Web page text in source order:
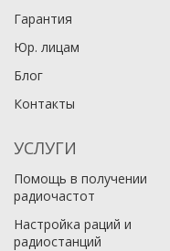
Гарантия
Юр. лицам​
Блог
Контакты
УСЛУГИ
Помощь в получении
радиочастот
Настройка раций и
радиостанций